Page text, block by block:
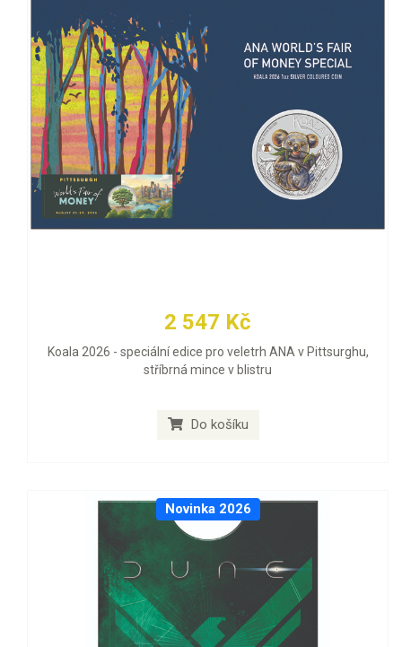
2 547 Kč
Koala 2026 - speciální edice pro veletrh ANA v Pittsurghu,
stříbrná mince v blistru
Do košíku
Novinka 2026